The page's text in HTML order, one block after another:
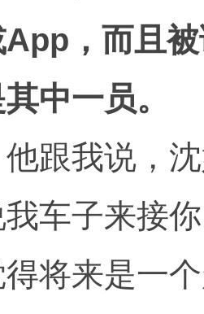
，而且
中一员。
他跟我说，
车子来接
将来是一